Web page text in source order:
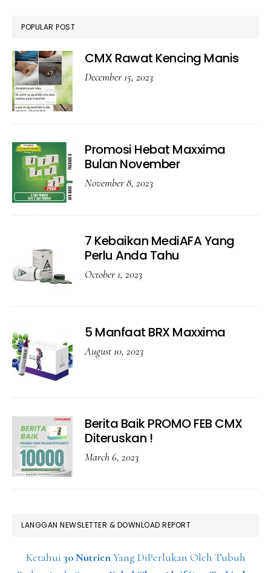
POPULAR POST
CMX Rawat Kencing Manis
December 15, 2023
Promosi Hebat Maxxima
Bulan November
November 8, 2023
7 Kebaikan MediAFA Yang
Perlu Anda Tahu
October 1, 2023
5 Manfaat BRX Maxxima
August 10, 2023
Berita Baik PROMO FEB CMX
Diteruskan !
March 6, 2023
LANGGAN NEWSLETTER & DOWNLOAD REPORT
Ketahui 30 NutrienYang DiPerlukan Oleh Tubuh